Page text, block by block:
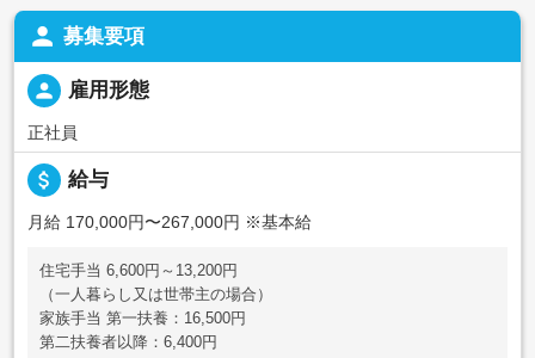
person 募集要項
person 雇用形態
正社員
attach_money 給与
月給 170,000円〜267,000円 ※基本給
住宅手当 6,600円～13,200円
（一人暮らし又は世帯主の場合）
家族手当 第一扶養：16,500円
第二扶養者以降：6,400円